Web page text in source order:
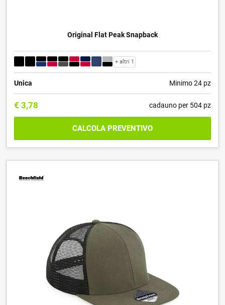
Original Flat Peak Snapback
+ altri 1
Unica Minimo 24 pz
€ 3,78 cadauno per 504 pz
CALCOLA PREVENTIVO